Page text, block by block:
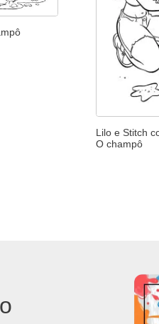
Lilo e Stitch
O champô